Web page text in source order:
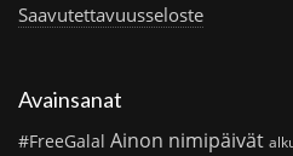
Saavutettavuusseloste
Avainsanat
#FreeGalal Ainon nimipäivät